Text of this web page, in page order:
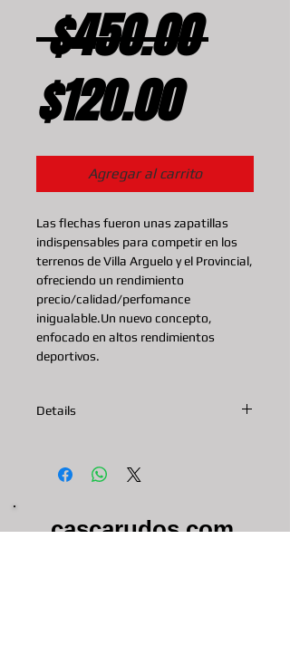
$450.00
$120.00Precio
de
oferta
Agregar al carrito
Las flechas fueron unas zapatillas
indispensables para competir en los
terrenos de Villa Arguelo y el Provincial,
ofreciendo un rendimiento
precio/calidad/perfomance
inigualable.Un nuevo concepto,
enfocado en altos rendimientos
deportivos.
Details
cascarudos.com